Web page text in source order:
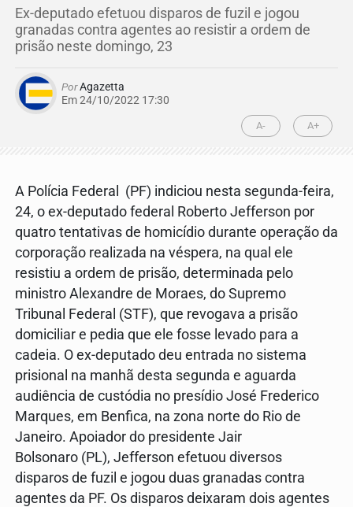
Ex-deputado efetuou disparos de fuzil e jogou
granadas contra agentes ao resistir a ordem de
prisão neste domingo, 23
PorAgazetta
Em 24/10/2022 17:30
A- A+
A Polícia Federal (PF) indiciou nesta segunda-feira,
24, o ex-deputado federal Roberto Jefferson por
quatro tentativas de homicídio durante operação da
corporação realizada na véspera, na qual ele
resistiu a ordem de prisão, determinada pelo
ministro Alexandre de Moraes, do Supremo
Tribunal Federal (STF), que revogava a prisão
domiciliar e pedia que ele fosse levado para a
cadeia. O ex-deputado deu entrada no sistema
prisional na manhã desta segunda e aguarda
audiência de custódia no presídio José Frederico
Marques, em Benfica, na zona norte do Rio de
Janeiro. Apoiador do presidente Jair
Bolsonaro (PL), Jefferson efetuou diversos
disparos de fuzil e jogou duas granadas contra
agentes da PF. Os disparos deixaram dois agentes